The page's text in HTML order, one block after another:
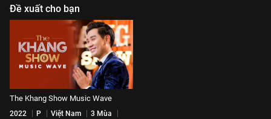
Đề xuất cho bạn
The Khang Show Music Wave
2022 P Việt Nam
3 Mùa